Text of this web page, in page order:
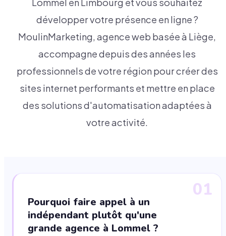
Lommel en Limbourg et vous souhaitez
développer votre présence en ligne ?
MoulinMarketing, agence web basée à Liège,
accompagne depuis des années les
professionnels de votre région pour créer des
sites internet performants et mettre en place
des solutions d'automatisation adaptées à
votre activité.
01
Pourquoi faire appel à un
indépendant plutôt qu'une
grande agence à Lommel ?